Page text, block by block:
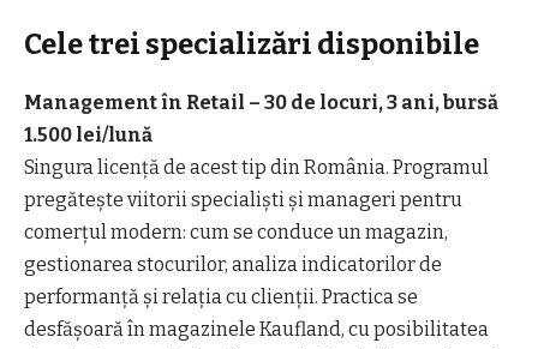
Cele trei specializări disponibile
Management în Retail – 30 de locuri, 3 ani, bursă
1.500 lei/lună
Singura licență de acest tip din România. Programul
pregătește viitorii specialiști și manageri pentru
comerțul modern: cum se conduce un magazin,
gestionarea stocurilor, analiza indicatorilor de
performanță și relația cu clienții. Practica se
desfășoară în magazinele Kaufland, cu posibilitatea